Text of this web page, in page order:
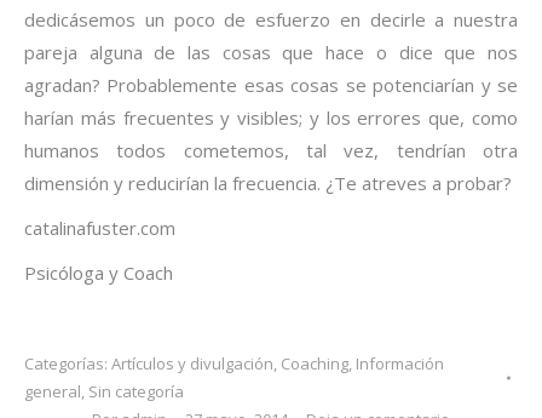
dedicásemos un poco de esfuerzo en decirle a nuestra
pareja alguna de las cosas que hace o dice que nos
agradan? Probablemente esas cosas se potenciarían y se
harían más frecuentes y visibles; y los errores que, como
humanos todos cometemos, tal vez, tendrían otra
dimensión y reducirían la frecuencia. ¿Te atreves a probar?
catalinafuster.com
Psicóloga y Coach
Categorías: Artículos y divulgación, Coaching, Información
general, Sin categoría